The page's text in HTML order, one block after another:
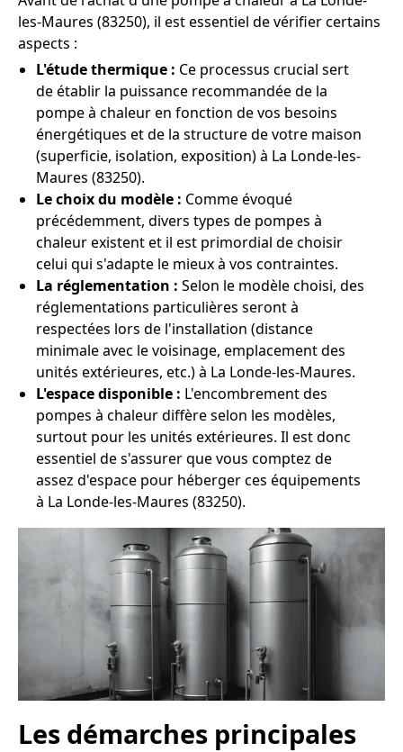
les-Maures (83250), il est essentiel de vérifier certains
aspects :
L'étude thermique : Ce processus crucial sert
de établir la puissance recommandée de la
pompe à chaleur en fonction de vos besoins
énergétiques et de la structure de votre maison
(superficie, isolation, exposition) à La Londe-les-
Maures (83250).
Le choix du modèle : Comme évoqué
précédemment, divers types de pompes à
chaleur existent et il est primordial de choisir
celui qui s'adapte le mieux à vos contraintes.
La réglementation : Selon le modèle choisi, des
réglementations particulières seront à
respectées lors de l'installation (distance
minimale avec le voisinage, emplacement des
unités extérieures, etc.) à La Londe-les-Maures.
L'espace disponible : L'encombrement des
pompes à chaleur diffère selon les modèles,
surtout pour les unités extérieures. Il est donc
essentiel de s'assurer que vous comptez de
assez d'espace pour héberger ces équipements
à La Londe-les-Maures (83250).
Les démarches principales